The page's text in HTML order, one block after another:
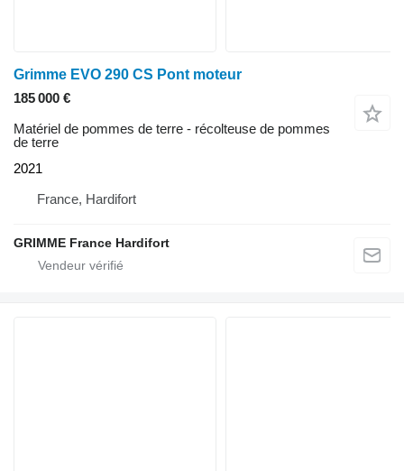
Grimme EVO 290 CS Pont moteur
185 000 €
Matériel de pommes de terre - récolteuse de pommes
de terre
2021
France, Hardifort
GRIMME France Hardifort